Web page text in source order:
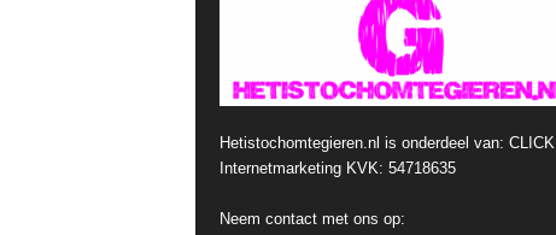
Hetistochomtegieren.nl is onderdeel van: CLICK
Internetmarketing KVK: 54718635
Neem contact met ons op: